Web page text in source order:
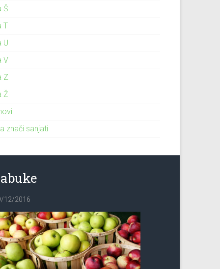
Š
T
U
V
Z
Ž
znači sanjati
12/2016